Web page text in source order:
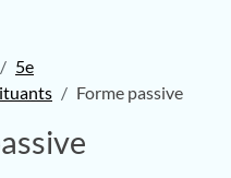
5e
Forme passive